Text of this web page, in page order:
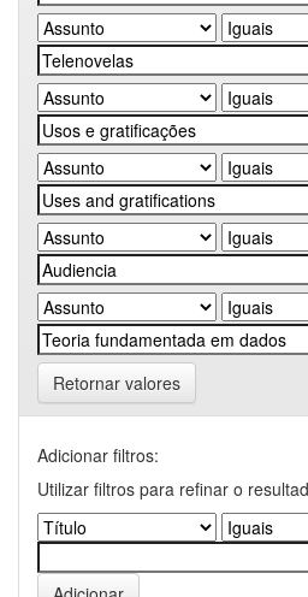
Retornar valores
Adicionar filtros:
Utilizar filtros para refinar o